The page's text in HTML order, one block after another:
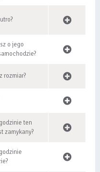
o jego
rozmiar?
ten
zamykany?